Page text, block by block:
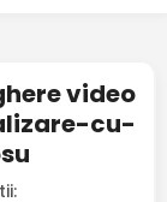
video
cu-